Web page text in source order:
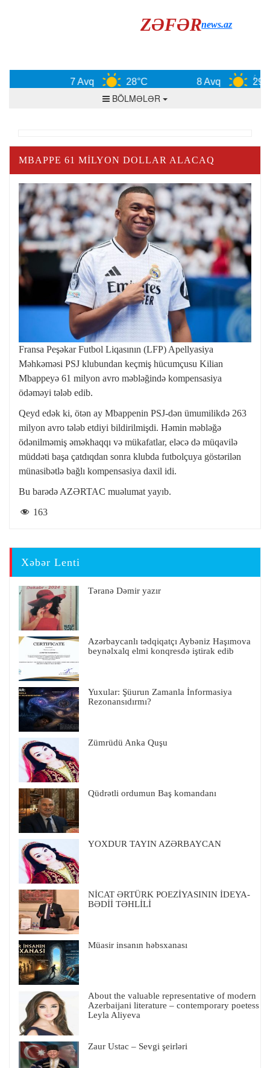
ZƏFƏRnews.az
7 Avq 28°C 8 Avq 29°C
BÖLMƏLƏR
MBAPPE 61 MILYON DOLLAR ALACAQ
Fransa Peşəkar Futbol Liqasının (LFP) Apellyasiya
Məhkəməsi PSJ klubundan keçmiş hücumçusu Kilian
Mbappeyə 61 milyon avro məbləğində kompensasiya
ödəməyi tələb edib.
Qeyd edək ki, ötən ay Mbappenin PSJ-dən ümumilikdə 263
milyon avro tələb etdiyi bildirilmişdi. Həmin məbləğə
ödənilməmiş əməkhaqqı və mükafatlar, eləcə də müqavilə
müddəti başa çatdıqdan sonra klubda futbolçuya göstərilən
münasibətlə bağlı kompensasiya daxil idi.
Bu barədə AZƏRTAC muəlumat yayıb.
163
Xəbər Lenti
Təranə Dəmir yazır
Azərbaycanlı tədqiqatçı Aybəniz Haşımova
beynəlxalq elmi konqresdə iştirak edib
Yuxular: Şüurun Zamanla İnformasiya
Rezonansıdırmı?
Zümrüdü Anka Quşu
Qüdrətli ordumun Baş komandanı
YOXDUR TAYIN AZƏRBAYCAN
NİCAT ƏRTÜRK POEZİYASININ İDEYA-
BƏDİİ TƏHLİLİ
Müasir insanın həbsxanası
About the valuable representative of modern
Azerbaijani literature – contemporary poetess
Leyla Aliyeva
Zaur Ustac – Sevgi şeirləri